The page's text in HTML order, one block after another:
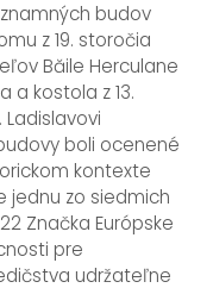
budov
z 19. storočia
Băile Herculane
a kostola z 13.
boli ocenené
kontexte
jednu zo siedmich
Značka Európske
pre
udržateľne